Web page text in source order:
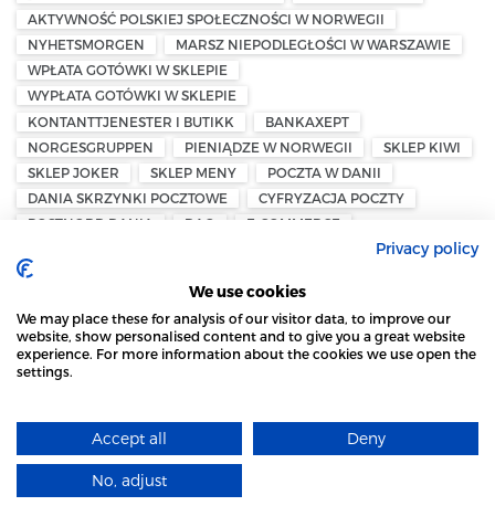
AKTYWNOŚĆ POLSKIEJ SPOŁECZNOŚCI W NORWEGII
NYHETSMORGEN
MARSZ NIEPODLEGŁOŚCI W WARSZAWIE
WPŁATA GOTÓWKI W SKLEPIE
WYPŁATA GOTÓWKI W SKLEPIE
KONTANTTJENESTER I BUTIKK
BANKAXEPT
NORGESGRUPPEN
PIENIĄDZE W NORWEGII
SKLEP KIWI
SKLEP JOKER
SKLEP MENY
POCZTA W DANII
DANIA SKRZYNKI POCZTOWE
CYFRYZACJA POCZTY
POSTNORD DANIA
DAO
E-COMMERCE
PODATEK OD MAJĄTKU — NORWEGIA
FORMUESSKATT — PODATEK OD MAJĄTKU
BIZNES PRYWATNY
PRZEDSIĘBIORCY W NORWEGII
NORWESKI SYSTEM PODATKOWY
UCIECZKA KAPITAŁU
NORWEGIA — PODATEK MAJĄTKOWY
PRZEPISY PRAWNE
DEPORTACJA
CŁA UE — NORWEGIA
EKSPORT Z NORWEGII
STRONA LOCAL MARKET WYKORZYSTUJE PLIKI
DOWIEDZ SIĘ WIĘCEJ
Privacy policy
We use cookies
We may place these for analysis of our visitor data, to improve our
website, show personalised content and to give you a great website
experience. For more information about the cookies we use open the
settings.
Accept all Deny
No, adjust